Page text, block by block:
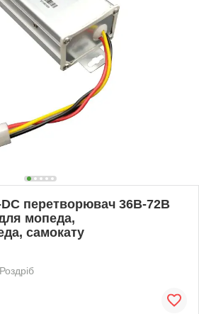
перетворювач 36В-72В
мопеда,
самокату
Роздріб